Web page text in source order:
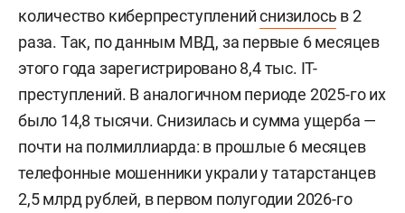
количество киберпреступленийснизилось в 2
раза. Так, по данным МВД, за первые 6 месяцев
этого года зарегистрировано 8,4 тыс. IT-
преступлений. В аналогичном периоде 2025-го их
было 14,8 тысячи. Снизилась и сумма ущерба —
почти на полмиллиарда: в прошлые 6 месяцев
телефонные мошенники украли у татарстанцев
2,5 млрд рублей, в первом полугодии 2026-го